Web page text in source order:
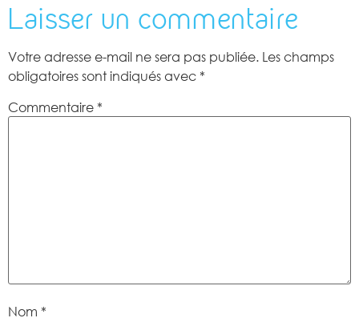
Laisser un commentaire
Votre adresse e-mail ne sera pas publiée. Les champs
obligatoires sont indiqués avec *
Commentaire *
Nom *